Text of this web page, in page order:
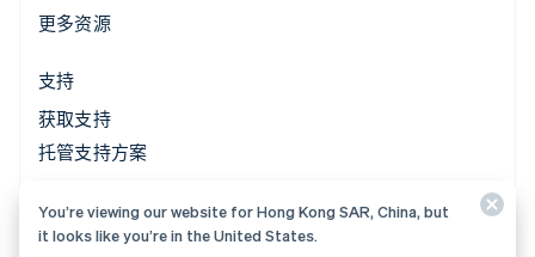
更多资源
支持
获取支持
托管支持方案
© 2026 Stripe, LLC
You’re viewing our website for Hong Kong SAR, China, but
it looks like you’re in the United States.